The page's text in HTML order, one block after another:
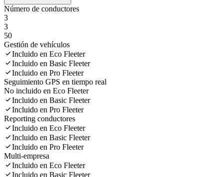
Número de conductores
3
3
50
Gestión de vehículos
Incluido en Eco Fleeter
Incluido en Basic Fleeter
Incluido en Pro Fleeter
Seguimiento GPS en tiempo real
No incluido en Eco Fleeter
Incluido en Basic Fleeter
Incluido en Pro Fleeter
Reporting conductores
Incluido en Eco Fleeter
Incluido en Basic Fleeter
Incluido en Pro Fleeter
Multi-empresa
Incluido en Eco Fleeter
Incluido en Basic Fleeter